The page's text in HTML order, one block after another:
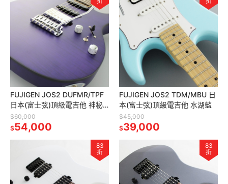
FUJIGEN JOS2 DUFMR/TPF
日本(富士弦)頂級電吉他 神秘
紫
$60,000
$54,000
FUJIGEN JOS2 TDM/MBU 日
本(富士弦)頂級電吉他 水湖藍
$45,000
$39,000
83
折
83
折